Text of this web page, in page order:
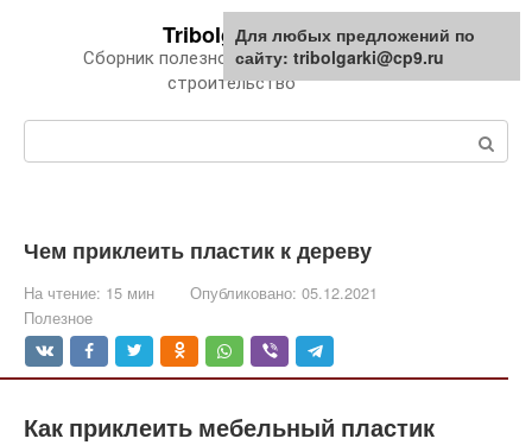
Tribolgarki.ru
Сборник полезной информации про
строительство
Чем приклеить пластик к дереву
На чтение: 15 мин Опубликовано: 05.12.2021
Полезное
Как приклеить мебельный пластик
Для любых предложений по
сайту: tribolgarki@cp9.ru